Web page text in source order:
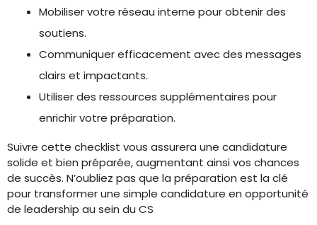
Mobiliser votre réseau interne pour obtenir des
soutiens.
Communiquer efficacement avec des messages
clairs et impactants.
Utiliser des ressources supplémentaires pour
enrichir votre préparation.
Suivre cette checklist vous assurera une candidature
solide et bien préparée, augmentant ainsi vos chances
de succès. N’oubliez pas que la préparation est la clé
pour transformer une simple candidature en opportunité
de leadership au sein du CS